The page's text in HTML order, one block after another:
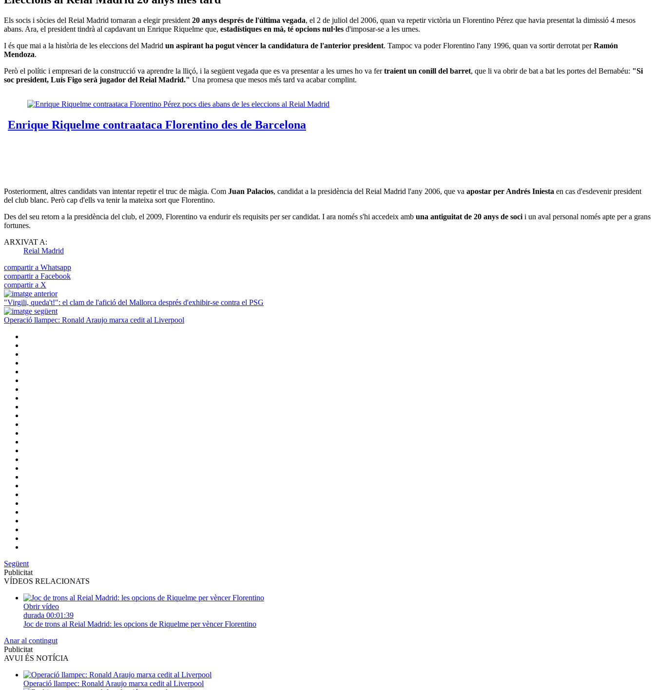
Els socis i sòcies del Reial Madrid tornaran a elegir president 20 anys després de l'última vegada, el 2 de juliol del 2006, quan va repetir victòria un Florentino Pérez que havia presentat la dimissió 4 mesos
abans. Ara, el president tindrà al capdavant un Enrique Riquelme que, estadístiques en mà, té opcions nul·les d'imposar-se a les urnes.
I és que mai a la història de les eleccions del Madrid un aspirant ha pogut vèncer la candidatura de l'anterior president. Tampoc va poder Florentino l'any 1996, quan va sortir derrotat perRamón
Mendoza.
Però el polític i empresari de la construcció va aprendre la lliçó, i la següent vegada que es va presentar a les urnes ho va fertraient un conill del barret, que li va obrir de bat a bat les portes del Bernabéu: "Si
soc president, Luís Figo serà jugador del Reial Madrid." Una promesa que mesos més tard va acabar complint.
Posteriorment, altres candidats van intentar repetir el truc de màgia. Com Juan Palacios, candidat a la presidència del Reial Madrid l'any 2006, que va apostar per Andrés Iniesta en cas d'esdevenir president
del club blanc. Però cap d'ells va tenir la mateixa sort que Florentino.
Des del seu retorn a la presidència del club, el 2009, Florentino va endurir els requisits per ser candidat. I ara només s'hi accedeix amb una antiguitat de 20 anys de soci i un aval personal només apte per a grans
fortunes.
ARXIVAT A:
Reial Madrid
compartir a Whatsapp
compartir a Facebook
compartir a X
"Virgili, queda't!": el clam de l'afició del Mallorca després d'exhibir-se contra el PSG
Operació llampec: Ronald Araujo marxa cedit al Liverpool
Següent
Publicitat
VÍDEOS RELACIONATS
Obrir vídeo
durada 00:01:39
Joc de trons al Reial Madrid: les opcions de Riquelme per vèncer Florentino
Anar al contingut
Publicitat
AVUI ÉS NOTÍCIA
Operació llampec: Ronald Araujo marxa cedit al Liverpool